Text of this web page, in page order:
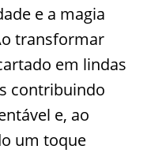
e a magia
transformar
em lindas
contribuindo
e, ao
um toque